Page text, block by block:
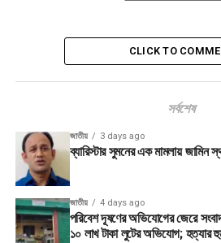
CLICK TO
সর্বশেষ
জাতীয় 3 days ago
ব্যারিস্টার সুমনের এক মামলায় জামিন
জাতীয় 4 days ago
পরিবেশ দূষণের অভিযোগের জেরে
১০ লাখ টাকা লুটের অভিযোগ; হত্যার